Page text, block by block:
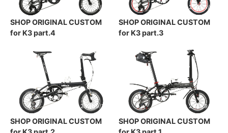
2021/9/21
SHOP ORIGINAL CUSTOM
for K3 part.4
2021/9/21
SHOP ORIGINAL CUSTOM
for K3 part.3
2021/9/18
SHOP ORIGINAL CUSTOM
2021/9/18
SHOP ORIGINAL CUSTOM